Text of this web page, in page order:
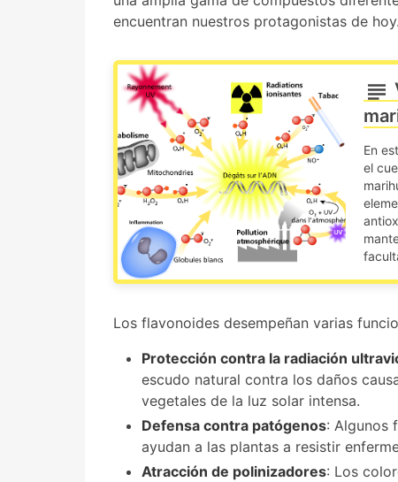
encuentran nuestros protagonistas de hoy.
En
el
Los flavonoides desempeñan varias
Protección contra la radiación
escudo natural contra los daños
vegetales de la luz solar intensa.
Defensa contra patógenos: Algunos
ayudan a las plantas a resistir
Atracción de polinizadores: Los